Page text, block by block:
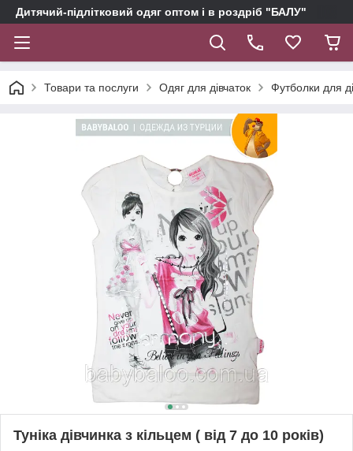
Дитячий-підлітковий одяг оптом і в роздріб "БАЛУ"
Товари та послуги Одяг для дівчаток Футболки для
Туніка дівчинка з кільцем ( від 7 до 10 років)